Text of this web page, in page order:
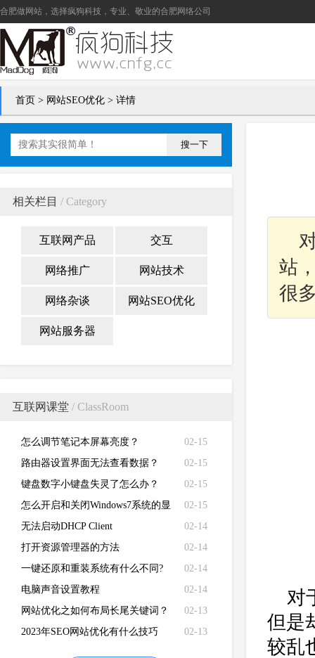
合肥做网站 ，选择疯狗科技，专业、敬业的合肥网络公司
首页 > 网站SEO优化 > 详情
搜一下
相关栏目 / Category
互联网产品 交互
网络推广 网站技术
网络杂谈 网站SEO优化
网站服务器
互联网课堂 / ClassRoom
02-15
怎么调节笔记本屏幕亮度？
02-15
路由器设置界面无法查看数据？
02-15
键盘数字小键盘失灵了怎么办？
02-15
怎么开启和关闭Windows7系统的显
卡硬件加速功能
02-14
无法启动DHCP Client
02-14
打开资源管理器的方法
02-14
一键还原和重装系统有什么不同?
02-14
电脑声音设置教程
02-13
网站优化之如何布局长尾关键词？
02-13
2023年SEO网站优化有什么技巧
站
很
对
但是
较乱